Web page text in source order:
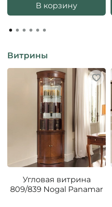
В корзину
Витрины
Угловая витрина
809/839 Nogal Panamar